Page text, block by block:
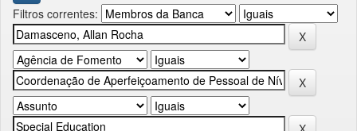
Filtros correntes: